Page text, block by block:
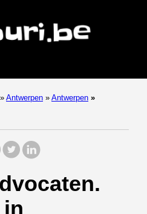
» Antwerpen » Antwerpen »